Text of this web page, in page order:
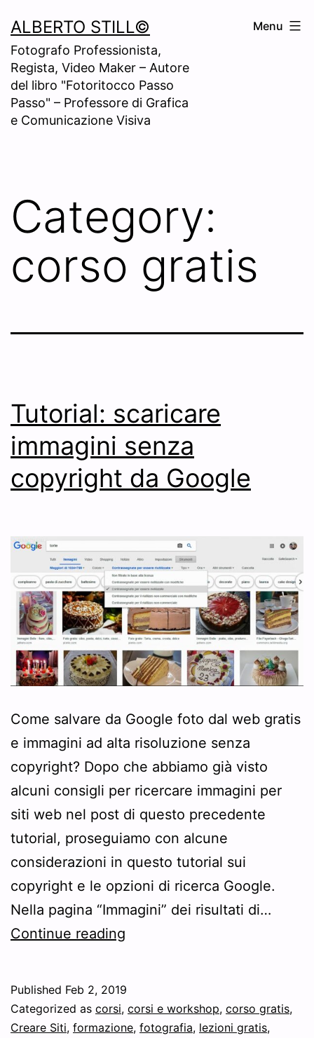
to
content
ALBERTO STILL©
Fotografo Professionista,
Regista, Video Maker – Autore
del libro "Fotoritocco Passo
Passo" – Professore di Grafica
e Comunicazione Visiva
Menu
Category:
corso gratis
Tutorial: scaricare
immagini senza
copyright da Google
Come salvare da Google foto dal web gratis
e immagini ad alta risoluzione senza
copyright? Dopo che abbiamo già visto
alcuni consigli per ricercare immagini per
siti web nel post di questo precedente
tutorial, proseguiamo con alcune
considerazioni in questo tutorial sui
copyright e le opzioni di ricerca Google.
Nella pagina “Immagini” dei risultati di…
Continue reading
senza
copyright
Published Feb 2, 2019
Categorized as corsi, corsi e workshop, corso gratis,
Creare Siti, formazione, fotografia, lezioni gratis,